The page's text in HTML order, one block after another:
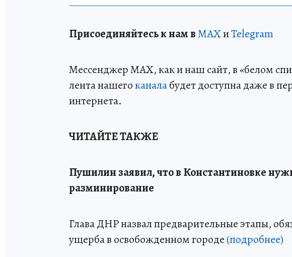
Присоединяйтесь к нам вMAXиTelegram
Мессенджер MAX, как и наш сайт, в «белом
лента нашегоканалабудет доступна даже в
интернета.
ЧИТАЙТЕ ТАКЖЕ
Пушилин заявил, что в Константиновке
разминирование
Глава ДНР назвал предварительные этапы,
ущерба в освобожденном городе (подробнее)